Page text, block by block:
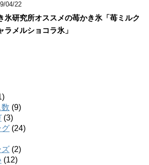
04/22
氷研究所オススメの苺かき氷「苺ミルク
ラメルショコラ氷」
(9)
(3)
グ (24)
ズ (2)
(12)